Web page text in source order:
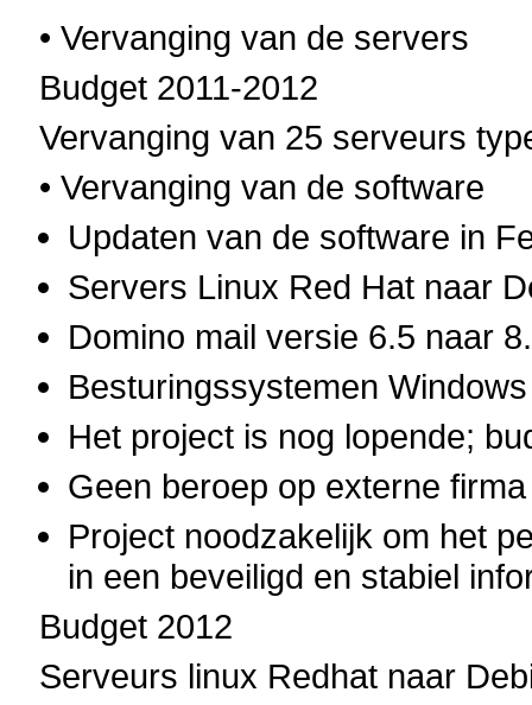
• Vervanging van de servers
Budget 2011-2012
Vervanging van 25 serveurs
• Vervanging van de software
Updaten van de software in
Servers Linux Red Hat naar
Domino mail versie 6.5 naar
Besturingssystemen
Het project is nog lopende;
Geen beroep op externe firma
Project noodzakelijk om het
in een beveiligd en stabiel
Budget 2012
Serveurs linux Redhat naar